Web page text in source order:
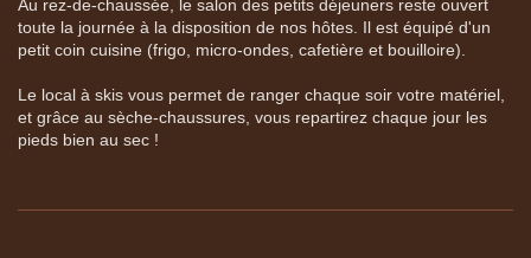
Au rez-de-chaussée, le salon des petits déjeuners reste ouvert
toute la journée à la disposition de nos hôtes. Il est équipé d'un
petit coin cuisine (frigo, micro-ondes, cafetière et bouilloire).
Le local à skis vous permet de ranger chaque soir votre matériel,
et grâce au sèche-chaussures, vous repartirez chaque jour les
pieds bien au sec !